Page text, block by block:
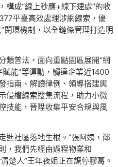
構成“線上秒應+線下速處”的收
平臺高效處理涉網線索，優
環機制，以全鏈條管理打造明
類普法，面向重點園區展開“網
賦能”等運動，觸達企業近1400
指南、解讀律例、領導搭建輿
侵權線索搜集流程，助力小微
技能，晉陞收集平安合規與風
進社區落地生根。“張阿姨，鄰
，我們先經由過程物業和
楚人”王年夜姐正在調停膠葛。